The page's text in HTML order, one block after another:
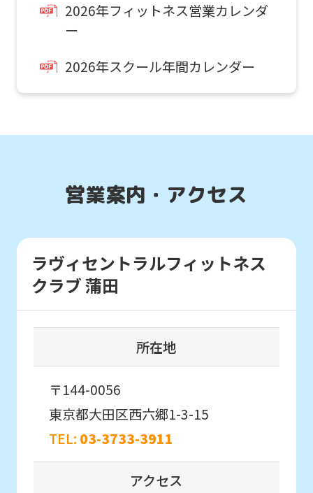
2026年フィットネス営業カレンダ
ー
2026年スクール年間カレンダー
営業案内・アクセス
ラヴィセントラルフィットネス
クラブ 蒲田
所在地
〒144-0056
東京都大田区西六郷1-3-15
TEL: 03-3733-3911
アクセス
page.
if
you
use
service,
Japanese
version
website
will
be
mechanically,
so
it
may
通常スクールを体験したい
スクール
入会前に実際のクラスの雰囲気を
体験したい方。
初めての方を対象としたはじめて体験に
参加したいお子様はこちら
はじめて体験・
各種イベント申込
こんなお子さまにおすすめ
通常スクールに入会する前に
初めてのお子さま同士のクラスで
スクールを体験したい方。